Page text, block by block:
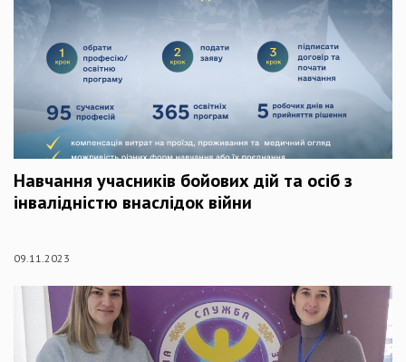
Навчання учасників бойових дій та осіб з
інвалідністю внаслідок війни
09.11.2023